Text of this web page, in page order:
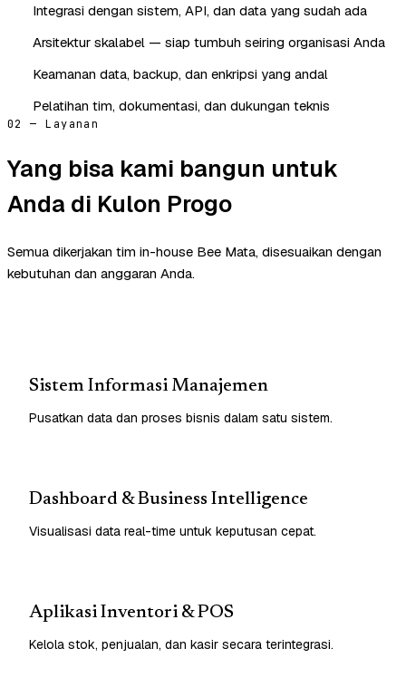
Integrasi dengan sistem, API, dan data yang sudah ada
Arsitektur skalabel — siap tumbuh seiring organisasi Anda
Keamanan data, backup, dan enkripsi yang andal
Pelatihan tim, dokumentasi, dan dukungan teknis
02 — Layanan
Yang bisa kami bangun untuk
Anda di Kulon Progo
Semua dikerjakan tim in-house Bee Mata, disesuaikan dengan
kebutuhan dan anggaran Anda.
Sistem Informasi Manajemen
Pusatkan data dan proses bisnis dalam satu sistem.
Dashboard & Business Intelligence
Visualisasi data real-time untuk keputusan cepat.
Aplikasi Inventori & POS
Kelola stok, penjualan, dan kasir secara terintegrasi.